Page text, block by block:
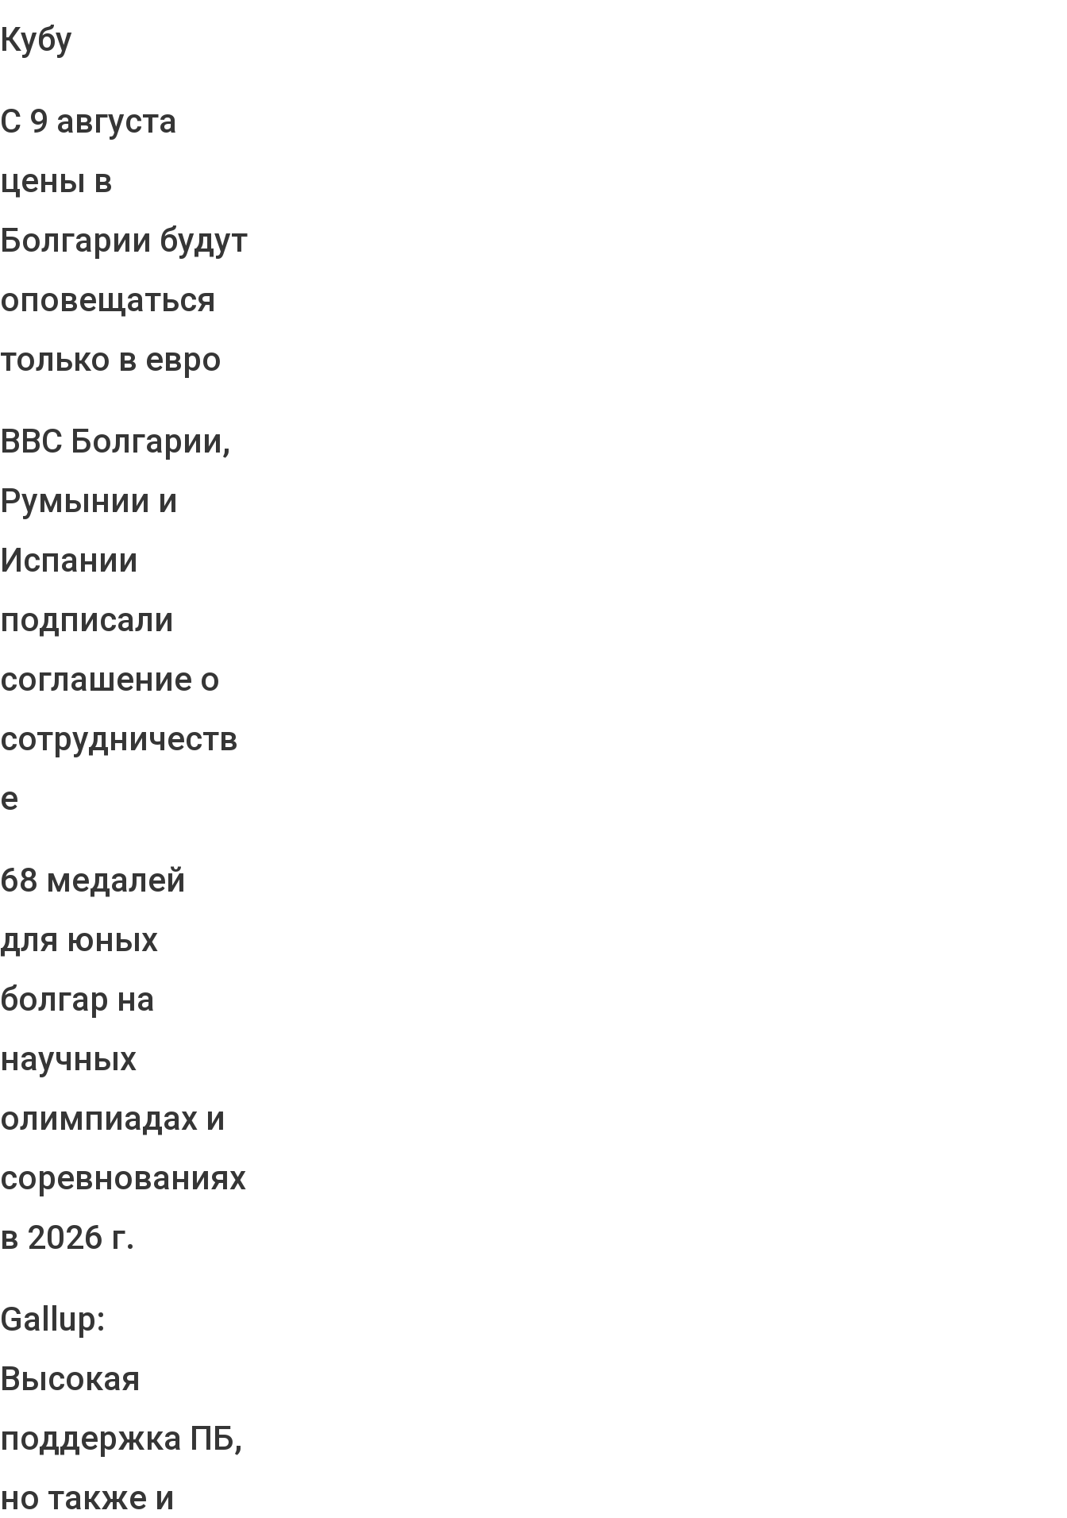
Кубу
С 9 августа
цены в
Болгарии будут
оповещаться
только в евро
ВВС Болгарии,
Румынии и
Испании
подписали
соглашение о
сотрудничеств
е
68 медалей
для юных
болгар на
научных
олимпиадах и
соревнованиях
в 2026 г.
Gallup:
Высокая
поддержка ПБ,
но также и